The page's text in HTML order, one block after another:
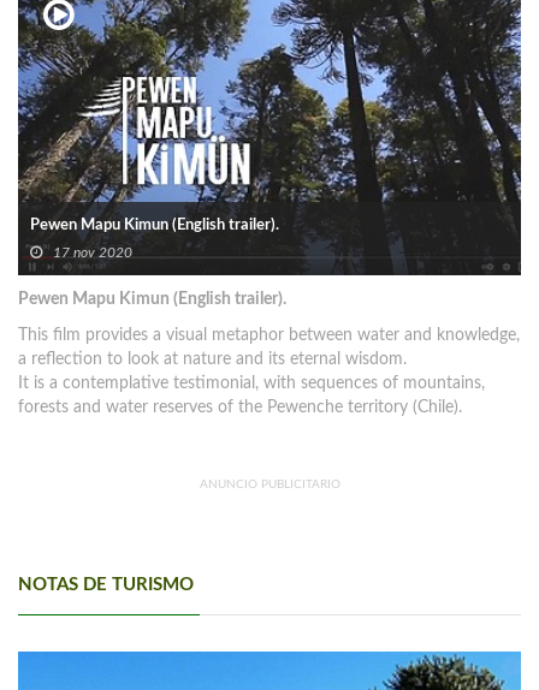
Pewen Mapu Kimun (English trailer).
17 nov 2020
Pewen Mapu Kimun (English trailer).
This film provides a visual metaphor between water and knowledge,
a reflection to look at nature and its eternal wisdom.
It is a contemplative testimonial, with sequences of mountains,
forests and water reserves of the Pewenche territory (Chile).
ANUNCIO PUBLICITARIO
NOTAS DE TURISMO